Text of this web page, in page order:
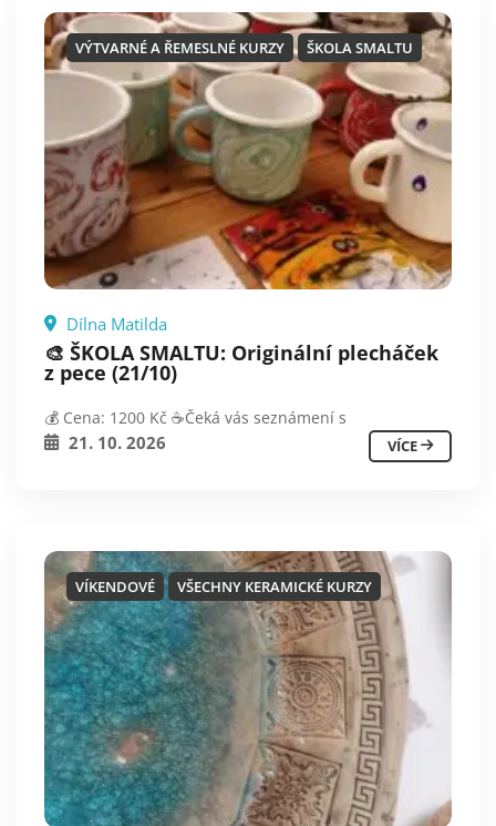
VÝTVARNÉ A ŘEMESLNÉ KURZY ŠKOLA SMALTU
Dílna Matilda
🎨 ŠKOLA SMALTU: Originální plecháček
z pece (21/10)
💰 Cena: 1200 Kč ☕️Čeká vás seznámení s
21. 10. 2026 VÍCE
VÍKENDOVÉ VŠECHNY KERAMICKÉ KURZY